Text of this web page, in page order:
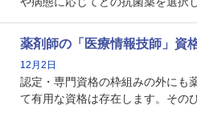
る薬剤師です。現在、感染防止対
基準に専任の薬剤師配置が挙げら
後は感染症領域で薬剤師に、より
求められる可能性もあります。
薬剤師の「医療情報技師」資
12月2日
認定・専門資格の枠組みの外にも
て有用な資格は存在します。その